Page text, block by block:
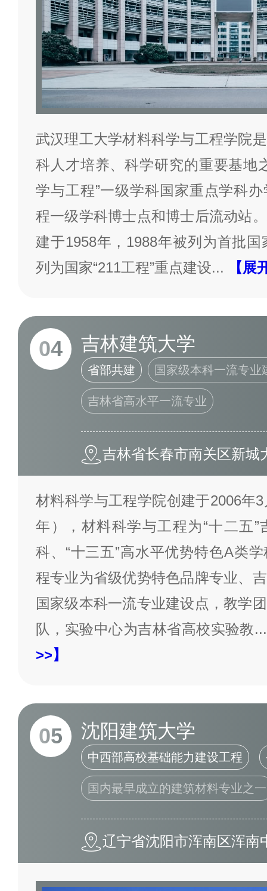
武汉理工大学材料科学与工程学院
科人才培养、科学研究的重要基地
学与工程”一级学科国家重点学科
程一级学科博士点和博士后流动站
建于1958年，1988年被列为首批
列为国家“211工程”重点建设... 【展
04 吉林建筑大学
省部共建 国家级本科一流专业
吉林省高水平一流专业
吉林省长春市南关区新城
材料科学与工程学院创建于2006年
年），材料科学与工程为“十二五
科、“十三五”高水平优势特色A类
程专业为省级优势特色品牌专业、
国家级本科一流专业建设点，教学
队，实验中心为吉林省高校实验教...
>>】
05 沈阳建筑大学
中西部高校基础能力建设工程
国内最早成立的建筑材料专业之一
辽宁省沈阳市浑南区浑南